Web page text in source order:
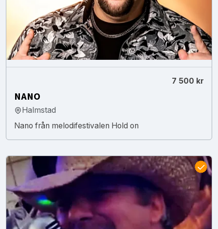
7 500 kr
NANO
Halmstad
Nano från melodifestivalen Hold on